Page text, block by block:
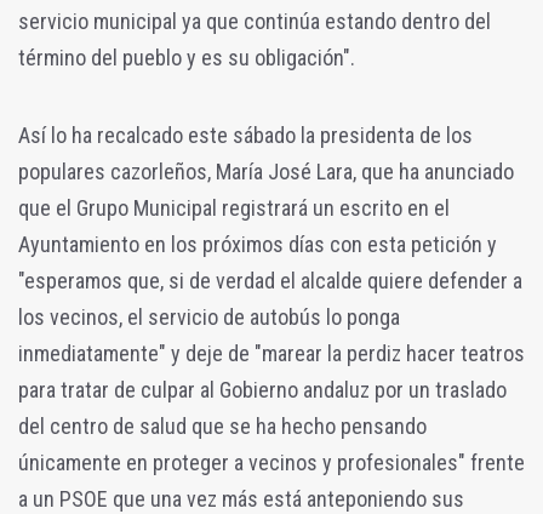
servicio municipal ya que continúa estando dentro del
término del pueblo y es su obligación".
Así lo ha recalcado este sábado la presidenta de los
populares cazorleños, María José Lara, que ha anunciado
que el Grupo Municipal registrará un escrito en el
Ayuntamiento en los próximos días con esta petición y
"esperamos que, si de verdad el alcalde quiere defender a
los vecinos, el servicio de autobús lo ponga
inmediatamente" y deje de "marear la perdiz hacer teatros
para tratar de culpar al Gobierno andaluz por un traslado
del centro de salud que se ha hecho pensando
únicamente en proteger a vecinos y profesionales" frente
a un PSOE que una vez más está anteponiendo sus